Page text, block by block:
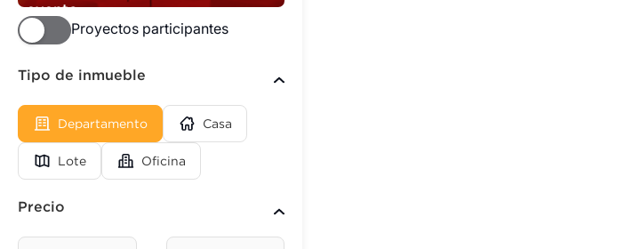
evento
Proyectos participantes
Tipo de inmueble
Departamento Casa
Lote Oficina
Precio